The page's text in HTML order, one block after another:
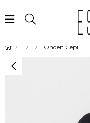
Önden Cepli Uzun Hırka Siyah